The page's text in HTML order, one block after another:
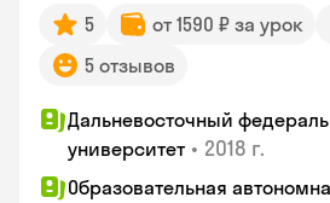
5 от 1590 ₽ за урок
5 отзывов
Дальневосточный
университет • 2018 г.
Образовательная